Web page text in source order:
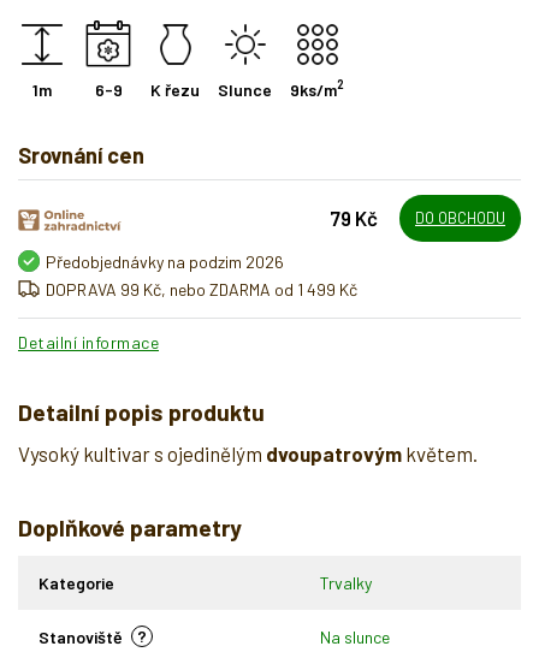
1m 6-9 K řezu Slunce 9ks/m2
Srovnání cen
79 Kč DO OBCHODU
Předobjednávky na podzim 2026
DOPRAVA 99 Kč, nebo ZDARMA od 1 499 Kč
Detailní informace
Detailní popis produktu
Vysoký kultivar s ojedinělým dvoupatrovým květem.
Doplňkové parametry
Kategorie Trvalky
?
Stanoviště Na slunce